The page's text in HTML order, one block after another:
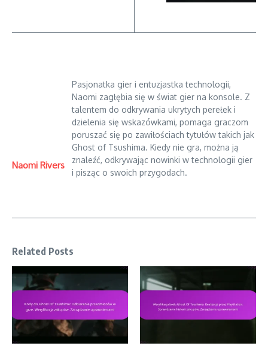
Naomi Rivers
Pasjonatka gier i entuzjastka technologii,
Naomi zagłębia się w świat gier na konsole. Z
talentem do odkrywania ukrytych perełek i
dzielenia się wskazówkami, pomaga graczom
poruszać się po zawiłościach tytułów takich jak
Ghost of Tsushima. Kiedy nie gra, można ją
znaleźć, odkrywając nowinki w technologii gier
i pisząc o swoich przygodach.
Related Posts